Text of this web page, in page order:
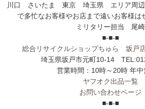
川口 さいたま 東京 埼玉県 エリア周辺
で多忙なお客様やお店まで遠いお客様は
ミリタリー担当 尾崎
■-■-■
総合リサイクルショップちゅら 坂戸
埼玉県坂戸市元町10-14
営業時間：10時～20時 年中
ヤフオク出品一覧
お問い合わせページ
■-■-■